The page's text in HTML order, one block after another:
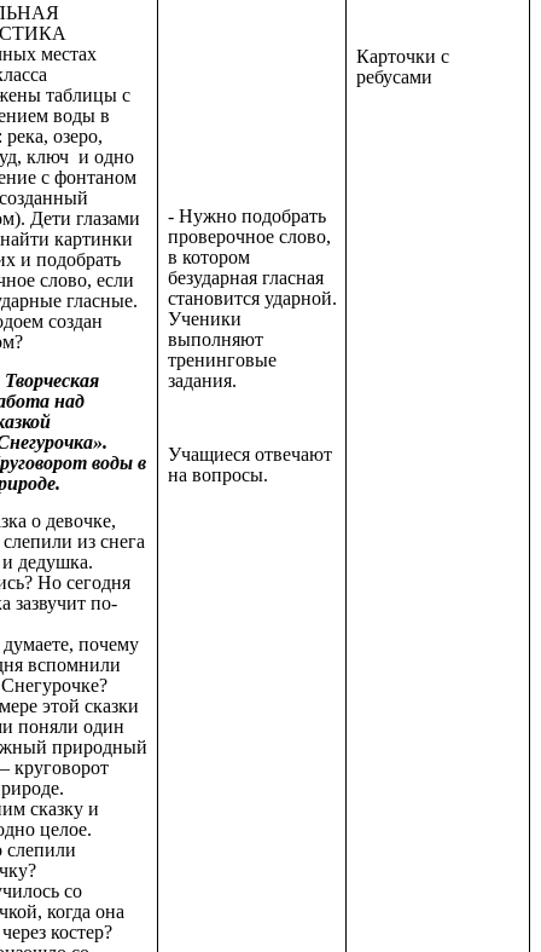
местах
таблицы с
воды в
озеро,
ключ и одно
с фонтаном
Дети глазами
картинки
и подобрать
слово, если
гласные.
создан
Творческая
над
воды в
о девочке,
из снега
дедушка.
Но сегодня
зазвучит по-
почему
вспомнили
этой сказки
поняли один
природный
круговорот
сказку и
целое.
слепили
со
когда она
костер?
- Нужно подобрать
проверочное слово,
в котором
безударная гласная
становится ударной.
Ученики
выполняют
тренинговые
задания.
Учащиеся отвечают
на вопросы.
Карточки с
ребусами